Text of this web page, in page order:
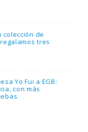
de
tres
Yo Fui a EGB:
con más